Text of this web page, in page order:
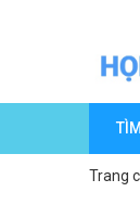
Trang